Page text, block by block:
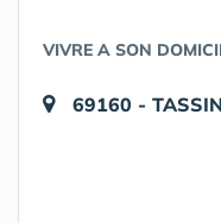
VIVRE A SON
69160 -